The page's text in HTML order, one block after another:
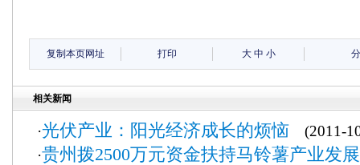
复制本页网址 打印 大 中 小
相关新闻
·光伏产业：阳光经济成长的烦恼 (2011-
·贵州拨2500万元资金扶持马铃薯产业发展